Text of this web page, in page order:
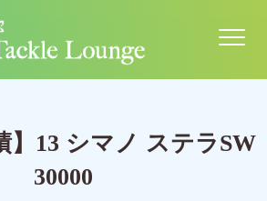
】13 シマノ ステラSW
30000